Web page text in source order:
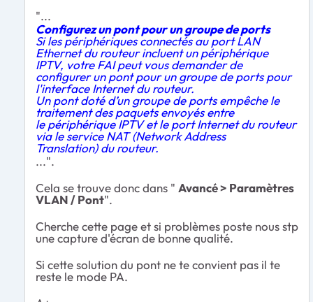
"...
Configurez un pont pour un groupe de ports
Si les périphériques connectés au port LAN
Ethernet du routeur incluent un périphérique
IPTV, votre FAI peut vous demander de
configurer un pont pour un groupe de ports pour
l'interface Internet du routeur.
Un pont doté d’un groupe de ports empêche le
traitement des paquets envoyés entre
le périphérique IPTV et le port Internet du routeur
via le service NAT (Network Address
Translation) du routeur.
...".
Cela se trouve donc dans " Avancé > Paramètres
VLAN / Pont".
Cherche cette page et si problèmes poste nous stp
une capture d'écran de bonne qualité.
Si cette solution du pont ne te convient pas il te
reste le mode PA.